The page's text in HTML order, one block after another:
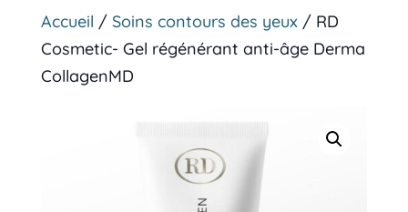
Accueil / Soins contours des yeux/ RD
Cosmetic- Gel régénérant anti-âge Derma
CollagenMD